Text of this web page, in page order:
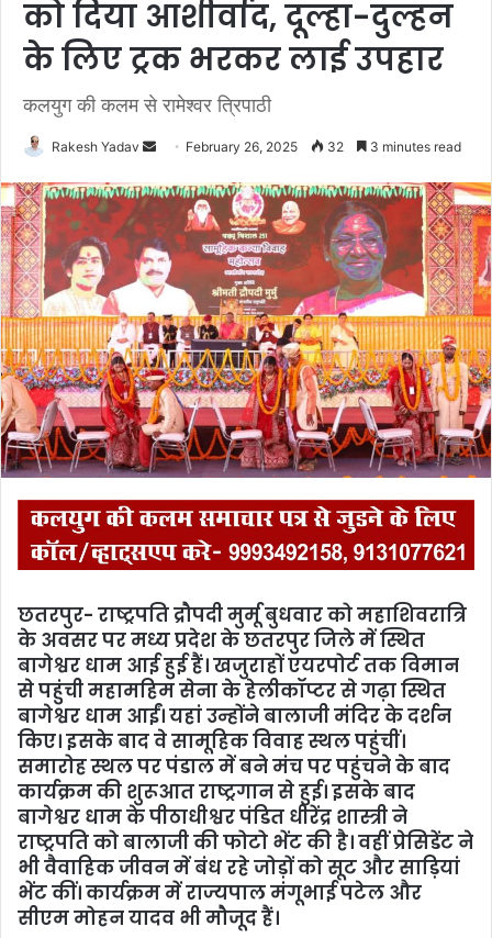
को दिया आशीर्वाद, दूल्हा-दुल्हन
के लिए ट्रक भरकर लाई उपहार
कलयुग की कलम से रामेश्वर त्रिपाठी
Rakesh Yadav
n
d
a
n
m
a
i
l
February 26, 2025 32 3 minutes read
छतरपुर- राष्ट्रपति द्रौपदी मुर्मू बुधवार को महाशिवरात्रि
के अवसर पर मध्य प्रदेश के छतरपुर जिले में स्थित
बागेश्वर धाम आई हुई हैं। खजुराहों एयरपोर्ट तक विमान
से पहुंची महामहिम सेना के हेलीकॉप्टर से गढ़ा स्थित
बागेश्वर धाम आईं। यहां उन्होंने बालाजी मंदिर के दर्शन
किए। इसके बाद वे सामूहिक विवाह स्थल पहुंचीं।
समारोह स्थल पर पंडाल में बने मंच पर पहुंचने के बाद
कार्यक्रम की शुरूआत राष्ट्रगान से हुई। इसके बाद
बागेश्वर धाम के पीठाधीश्वर पंडित धीरेंद्र शास्त्री ने
राष्ट्रपति को बालाजी की फोटो भेंट की है। वहीं प्रेसिडेंट ने
भी वैवाहिक जीवन में बंध रहे जोड़ों को सूट और साड़ियां
भेंट कीं। कार्यक्रम में राज्यपाल मंगूभाई पटेल और
सीएम मोहन यादव भी मौजूद हैं।